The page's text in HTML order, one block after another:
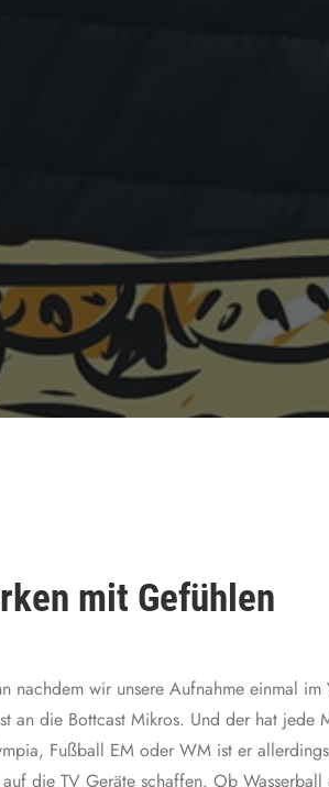
mit Gefühlen
nachdem wir unsere Aufnahme einmal
an die Bottcast Mikros. Und der hat jede
Fußball EM oder WM ist er
die TV Geräte schaffen. Ob